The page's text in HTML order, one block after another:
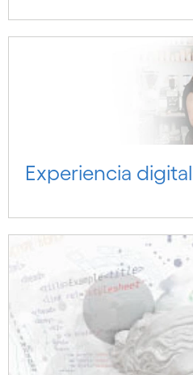
Experiencia